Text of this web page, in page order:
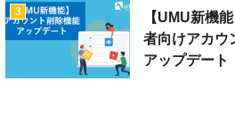
3
【UMU新機
者向けアカウ
アップデート